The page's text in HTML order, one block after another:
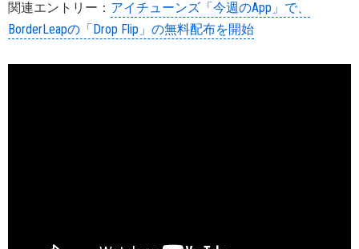
関連エントリー： アイチューンズ「今週のApp」で、
BorderLeapの「Drop Flip」の無料配布を開始